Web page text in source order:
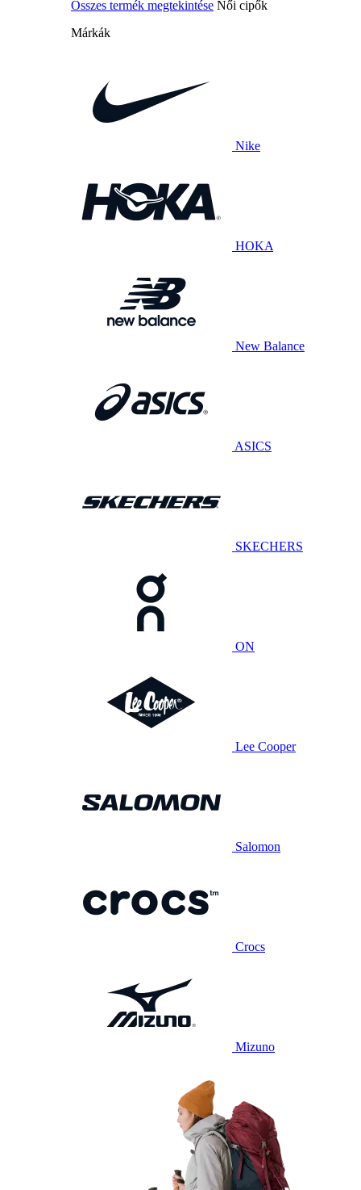
Összes termék megtekintése Női cipők
Márkák
Nike
HOKA
New Balance
ASICS
SKECHERS
ON
Lee Cooper
Salomon
Crocs
Mizuno